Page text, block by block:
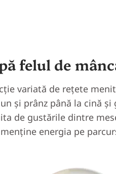
felul de
variată de rețete
și prânz până la cină și
de gustările dintre
energia pe